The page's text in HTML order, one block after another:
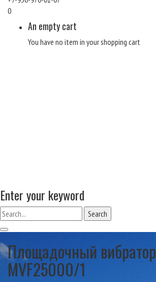
0
An empty cart
You have no item in your shopping cart
Enter your keyword
Search
Площадочный вибратор
MVF25000/1